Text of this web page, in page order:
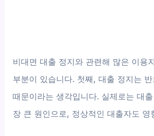
비대면 대출 정지와 관련해 많은 이용
부분이 있습니다. 첫째, 대출 정지는
때문이라는 생각입니다. 실제로는 대
장 큰 원인으로, 정상적인 대출자도 영